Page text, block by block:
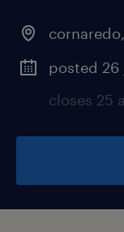
cornaredo,
posted 26
closes 25